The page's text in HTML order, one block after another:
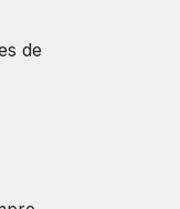
de